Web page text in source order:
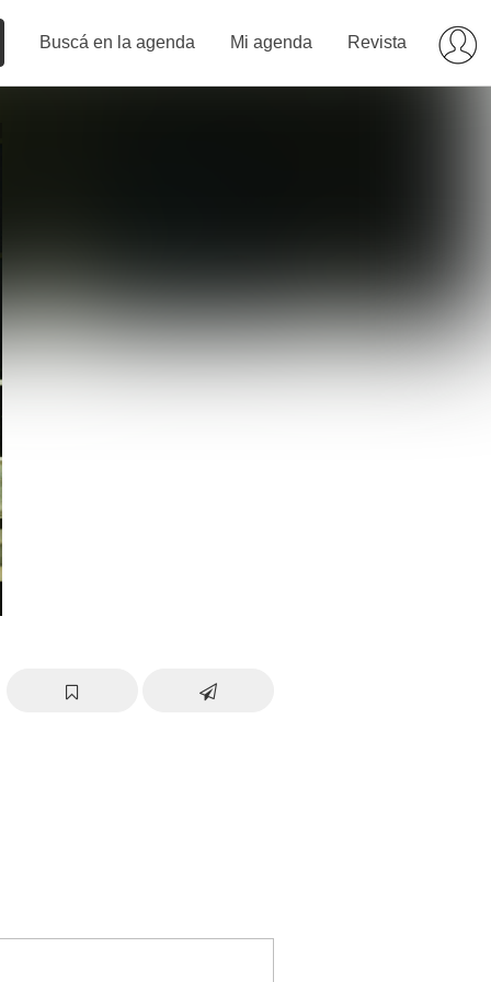
Buscá en la agenda Mi agenda Revista